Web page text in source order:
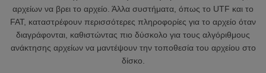
αρχείων να βρει το αρχείο. Άλλα συστήματα, όπως το UTF και το
FAT, καταστρέφουν περισσότερες πληροφορίες για το αρχείο όταν
διαγράφονται, καθιστώντας πιο δύσκολο για τους αλγόριθμους
ανάκτησης αρχείων να μαντέψουν την τοποθεσία του αρχείου στο
δίσκο.